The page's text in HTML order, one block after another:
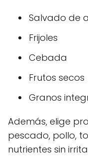
Salvado de
Frijoles
Cebada
Frutos secos
Granos
Además, elige
pescado, pollo,
nutrientes sin